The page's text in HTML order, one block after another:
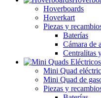
Hoverboards
Hoverkart
Piezas y
Baterías
Cámara de
Centralitas
Mini Quad
Mini Quad de
Piezas y